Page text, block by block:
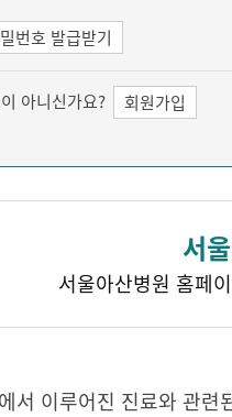
번호 발급받기
아니신가요? 회원가입
서
서울아산병원 홈페
서 이루어진 진료와 관